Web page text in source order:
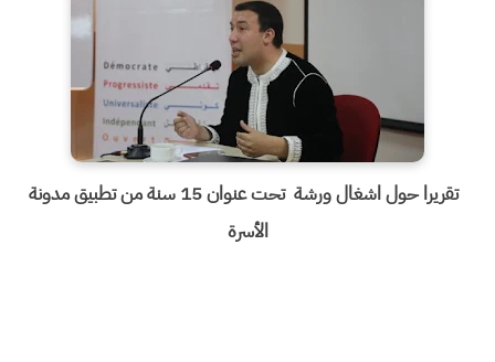
تقريرا حول اشغال ورشة تحت عنوان 15 سنة من تطبيق مدونة
الأسرة